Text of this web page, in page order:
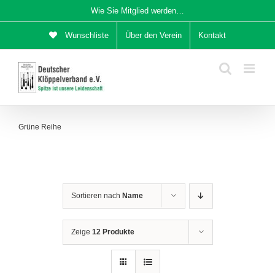
Inhalt
Wie Sie Mitglied werden…
Wunschliste Über den Verein Kontakt
Grüne Reihe
Sortieren nach Name
Zeige 12 Produkte